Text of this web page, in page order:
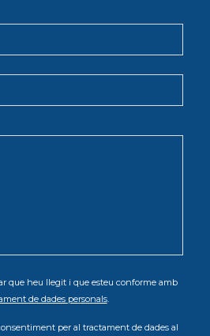
que heu llegit i que esteu conforme amb
de dades personals.
per al tractament de dades al